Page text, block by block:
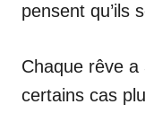
pensent qu’ils
Chaque rêve
certains cas